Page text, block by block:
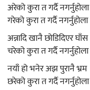
अरेको कुरा त गर्दै नगर्नुहोला
गरेको कुरा त गर्दै नगर्नुहोला
अन्नादि खानै छोडिदिएर घाँस
चरेको कुरा त गर्दै नगर्नुहोला
नयाँ हो भनेर अझ पुरानै भ्रम
छरेको कुरा त गर्दै नगर्नुहोला